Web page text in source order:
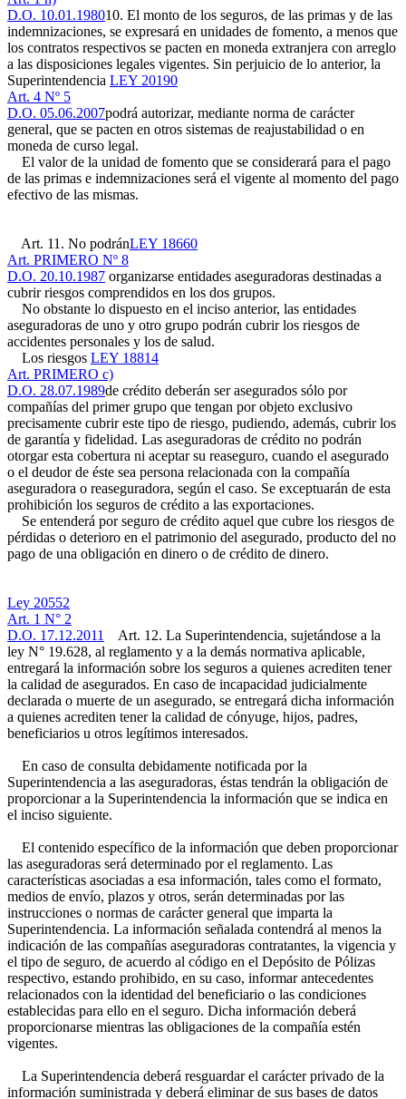
D.O. 10.01.198010. El monto de los seguros, de las primas y de las
indemnizaciones, se expresará en unidades de fomento, a menos que
los contratos respectivos se pacten en moneda extranjera con arreglo
a las disposiciones legales vigentes. Sin perjuicio de lo anterior, la
Superintendencia LEY 20190
Art. 4 Nº 5
D.O. 05.06.2007podrá autorizar, mediante norma de carácter
general, que se pacten en otros sistemas de reajustabilidad o en
moneda de curso legal.
El valor de la unidad de fomento que se considerará para el pago
de las primas e indemnizaciones será el vigente al momento del pago
efectivo de las mismas.
Art. 11. No podránLEY 18660
Art. PRIMERO Nº 8
D.O. 20.10.1987 organizarse entidades aseguradoras destinadas a
cubrir riesgos comprendidos en los dos grupos.
No obstante lo dispuesto en el inciso anterior, las entidades
aseguradoras de uno y otro grupo podrán cubrir los riesgos de
accidentes personales y los de salud.
Los riesgos LEY 18814
Art. PRIMERO c)
D.O. 28.07.1989de crédito deberán ser asegurados sólo por
compañías del primer grupo que tengan por objeto exclusivo
precisamente cubrir este tipo de riesgo, pudiendo, además, cubrir los
de garantía y fidelidad. Las aseguradoras de crédito no podrán
otorgar esta cobertura ni aceptar su reaseguro, cuando el asegurado
o el deudor de éste sea persona relacionada con la compañía
aseguradora o reaseguradora, según el caso. Se exceptuarán de esta
prohibición los seguros de crédito a las exportaciones.
Se entenderá por seguro de crédito aquel que cubre los riesgos de
pérdidas o deterioro en el patrimonio del asegurado, producto del no
pago de una obligación en dinero o de crédito de dinero.
Ley 20552
Art. 1 N° 2
D.O. 17.12.2011
Art. 12. La Superintendencia, sujetándose a la
ley N° 19.628, al reglamento y a la demás normativa aplicable,
entregará la información sobre los seguros a quienes acrediten tener
la calidad de asegurados. En caso de incapacidad judicialmente
declarada o muerte de un asegurado, se entregará dicha información
a quienes acrediten tener la calidad de cónyuge, hijos, padres,
beneficiarios u otros legítimos interesados.
En caso de consulta debidamente notificada por la
Superintendencia a las aseguradoras, éstas tendrán la obligación de
proporcionar a la Superintendencia la información que se indica en
el inciso siguiente.
El contenido específico de la información que deben proporcionar
las aseguradoras será determinado por el reglamento. Las
características asociadas a esa información, tales como el formato,
medios de envío, plazos y otros, serán determinadas por las
instrucciones o normas de carácter general que imparta la
Superintendencia. La información señalada contendrá al menos la
indicación de las compañías aseguradoras contratantes, la vigencia y
el tipo de seguro, de acuerdo al código en el Depósito de Pólizas
respectivo, estando prohibido, en su caso, informar antecedentes
relacionados con la identidad del beneficiario o las condiciones
establecidas para ello en el seguro. Dicha información deberá
proporcionarse mientras las obligaciones de la compañía estén
vigentes.
La Superintendencia deberá resguardar el carácter privado de la
información suministrada y deberá eliminar de sus bases de datos